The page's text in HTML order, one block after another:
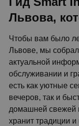
Львова,
Чтобы вам было
Львове, мы
актуальной
обслуживании и
есть как уютные
вечеров, так и
домашней свежей
хранит традиции